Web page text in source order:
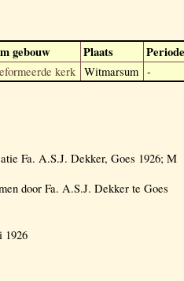
gebouw Plaats Periode
kerk Witmarsum -
Fa. A.S.J. Dekker, Goes 1926; M
door Fa. A.S.J. Dekker te Goes
1926